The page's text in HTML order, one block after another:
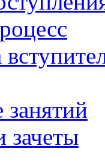
занятий
зачеты